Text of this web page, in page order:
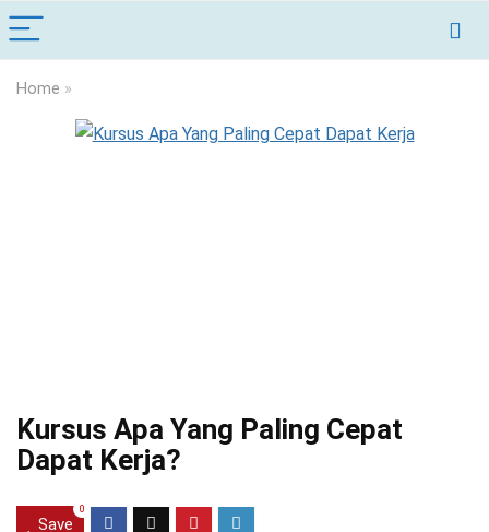
Home »
Kursus Apa Yang Paling Cepat
Dapat Kerja?
Save
0